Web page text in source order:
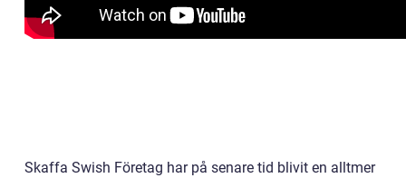
Skaffa Swish Företag har på senare tid blivit en alltmer